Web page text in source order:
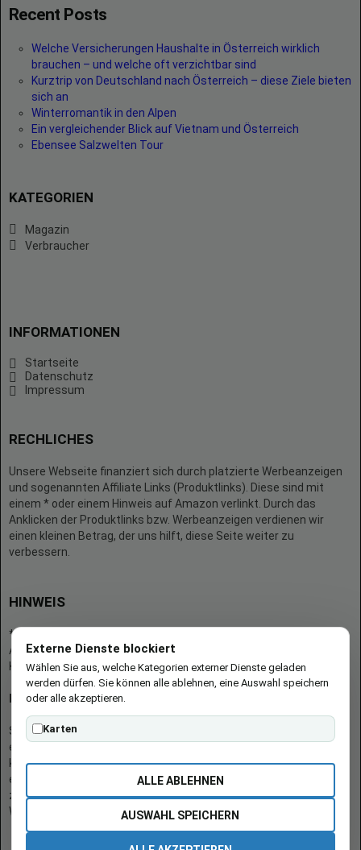
Recent Posts
Welche Versicherungen Haushalte in Österreich wirklich
brauchen – und welche oft verzichtbar sind
Kurztrip von Deutschland nach Österreich – diese Ziele bieten
sich an
Winterromantik in den Alpen
Ein vergleichender Blick auf Vietnam und Österreich
Ebensee Salzwelten Tour
KATEGORIEN
Magazin
Verbraucher
INFORMATIONEN
Startseite
Datenschutz
Impressum
RECHLICHES
Unsere Webseite finanziert sich durch platzierte Werbeanzeigen
und sogenannten Affiliate Links (Produktlinks). Diese sind mit
einem * oder einem Hinweis auf Amazon verlinkt. Durch das
Anklicken der Produktlinks bzw. Werbeanzeigen verdienen wir
einen kleinen Betrag, der uns hilft, diese Seite weiter zu
verbessern.
HINWEIS
* = Afilliate-Link (=Werbung)
Als Amazon-Partner verdient der Seitenbetreiber an qualifizierten
Käufen.
Hinweis zu Preisen und Verfügbarkeiten
Sofern Produktpreise und Verfügbarkeiten angezeigt werden,
entsprechen diese dem angegebenen Stand (Datum/Uhrzeit) und
können sich auf der verlinkten Seite jederzeit ändern. Für den Kauf
eines Produkts gelten die Angaben zu Preis und Verfügbarkeit, die
zum Kaufzeitpunkt [auf der/den maßgeblichen Amazon-
Website(s)] angezeigt werden.
Externe Dienste blockiert
Wählen Sie aus, welche Kategorien externer Dienste geladen
werden dürfen. Sie können alle ablehnen, eine Auswahl speichern
oder alle akzeptieren.
Karten
ALLE ABLEHNEN
AUSWAHL SPEICHERN